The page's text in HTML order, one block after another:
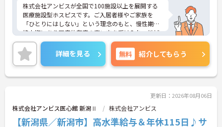
株式会社アンビスが全国で100施設以上を展開する
医療施設型ホスピスです。ご入居者様やご家族を
「ひとりにはしない」という理念のもと、慢性期や
終末期にあり医療依存度の高い方を受け入れ、地域
医療を支える社会的意義の高い事業を推進していま
す。現場には看護師が24時間常駐しています。急変
時の対応や医療行為は看護師が担当するため、初任
者研修や実務者研修の方も食事介助や入浴介助など
の生活を支えるケアに専念できる環境です。多職種
連携の体制がしっかりと整っています。働き方の面
では、夜勤明けの翌日が原則として公休となるほ
か、月平均の残業時間も5時間から7時間程度とかな
り少なめです。常勤スタッフの比率が90パーセント
詳細を見る 無料 紹介してもらう
更新日：2026年08月06日
株式会社アンビス医心館 新潟Ⅱ 株式会社アンビス
【新潟県／新潟市】高水準給与＆年休115日♪サ